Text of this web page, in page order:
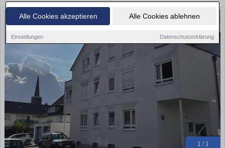
Alle Cookies akzeptieren Alle Cookies ablehnen
Einstellungen Datenschutzerklärung
1 / 1